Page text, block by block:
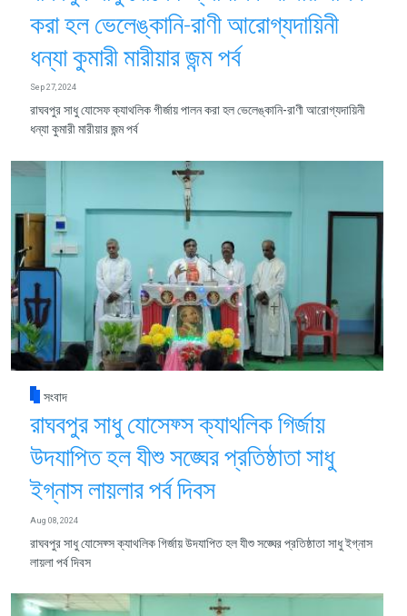
করা হল ভেলেঙ্কানি-রাণী আরোগ্যদায়িনী
ধন্যা কুমারী মারীয়ার জন্ম পর্ব
Sep 27, 2024
রাঘবপুর সাধু যোসেফ ক্যাথলিক গীর্জায় পালন করা হল ভেলেঙ্কানি-রাণী আরোগ্যদায়িনী
ধন্যা কুমারী মারীয়ার জন্ম পর্ব
সংবাদ
রাঘবপুর সাধু যোসেফ্স ক্যাথলিক গির্জায়
উদযাপিত হল যীশু সঙ্ঘের প্রতিষ্ঠাতা সাধু
ইগ্নাস লায়লার পর্ব দিবস
Aug 08, 2024
রাঘবপুর সাধু যোসেফ্স ক্যাথলিক গির্জায় উদযাপিত হল যীশু সঙ্ঘের প্রতিষ্ঠাতা সাধু ইগ্নাস
লায়লা পর্ব দিবস